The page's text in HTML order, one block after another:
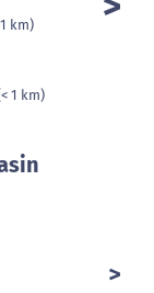
km)
1 km)